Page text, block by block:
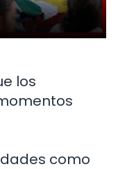
los
como